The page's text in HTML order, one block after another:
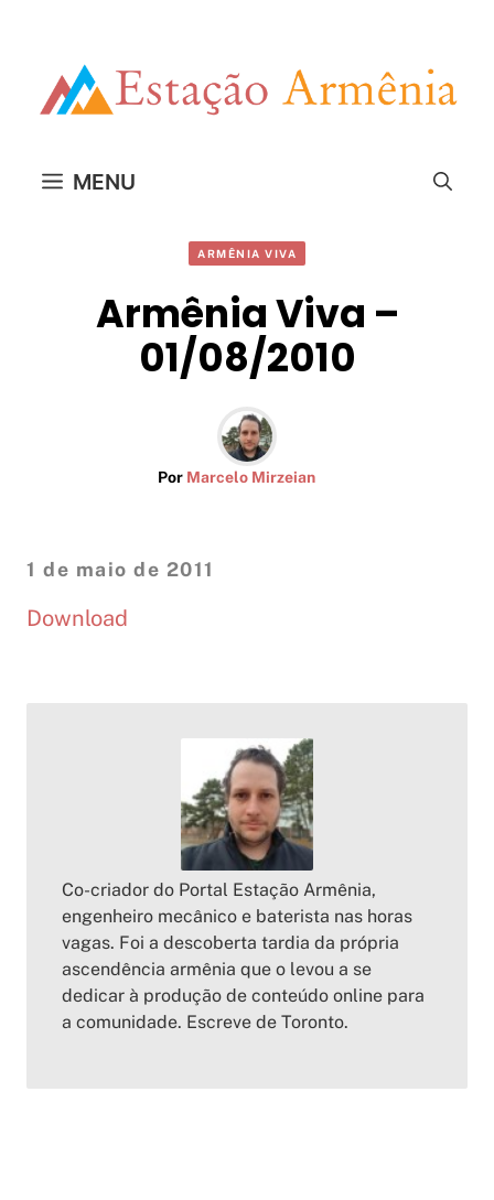
MENU
ARMÊNIA VIVA
Armênia Viva –
01/08/2010
Por Marcelo Mirzeian
1 de maio de 2011
Download
Co-criador do Portal Estação Armênia,
engenheiro mecânico e baterista nas horas
vagas. Foi a descoberta tardia da própria
ascendência armênia que o levou a se
dedicar à produção de conteúdo online para
a comunidade. Escreve de Toronto.